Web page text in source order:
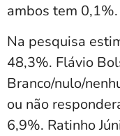
ambos tem 0,1%.
Na pesquisa
48,3%. Flávio
Branco/nulo/
ou não
6,9%. Ratinho